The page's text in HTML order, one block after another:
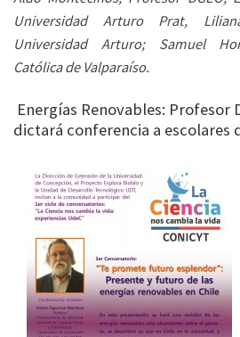
Universidad Arturo Prat,
Universidad Arturo; Samuel
Católica de Valparaíso.
Energías Renovables: Profesor
dictará conferencia a escolares